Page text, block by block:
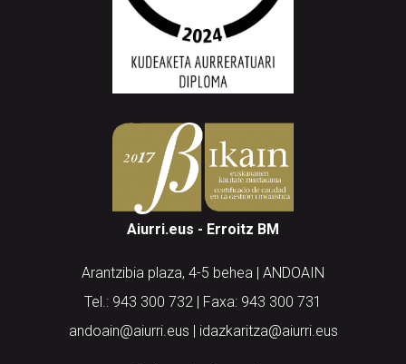
Aiurri.eus - Erroitz BM
Arantzibia plaza, 4-5 behea | ANDOAIN
Tel.: 943 300 732 | Faxa: 943 300 731
andoain@aiurri.eus | idazkaritza@aiurri.eus